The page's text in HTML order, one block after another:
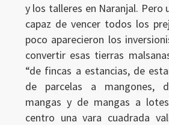
y los talleres en Naranjal. Pero
capaz de vencer todos los
poco aparecieron los
convertir esas tierras
“de fincas a estancias, de
de parcelas a mangones,
mangas y de mangas a
centro una vara cuadrada